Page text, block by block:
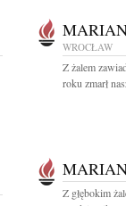
WROCŁAW
Z żalem
roku zmarł
Z głębokim